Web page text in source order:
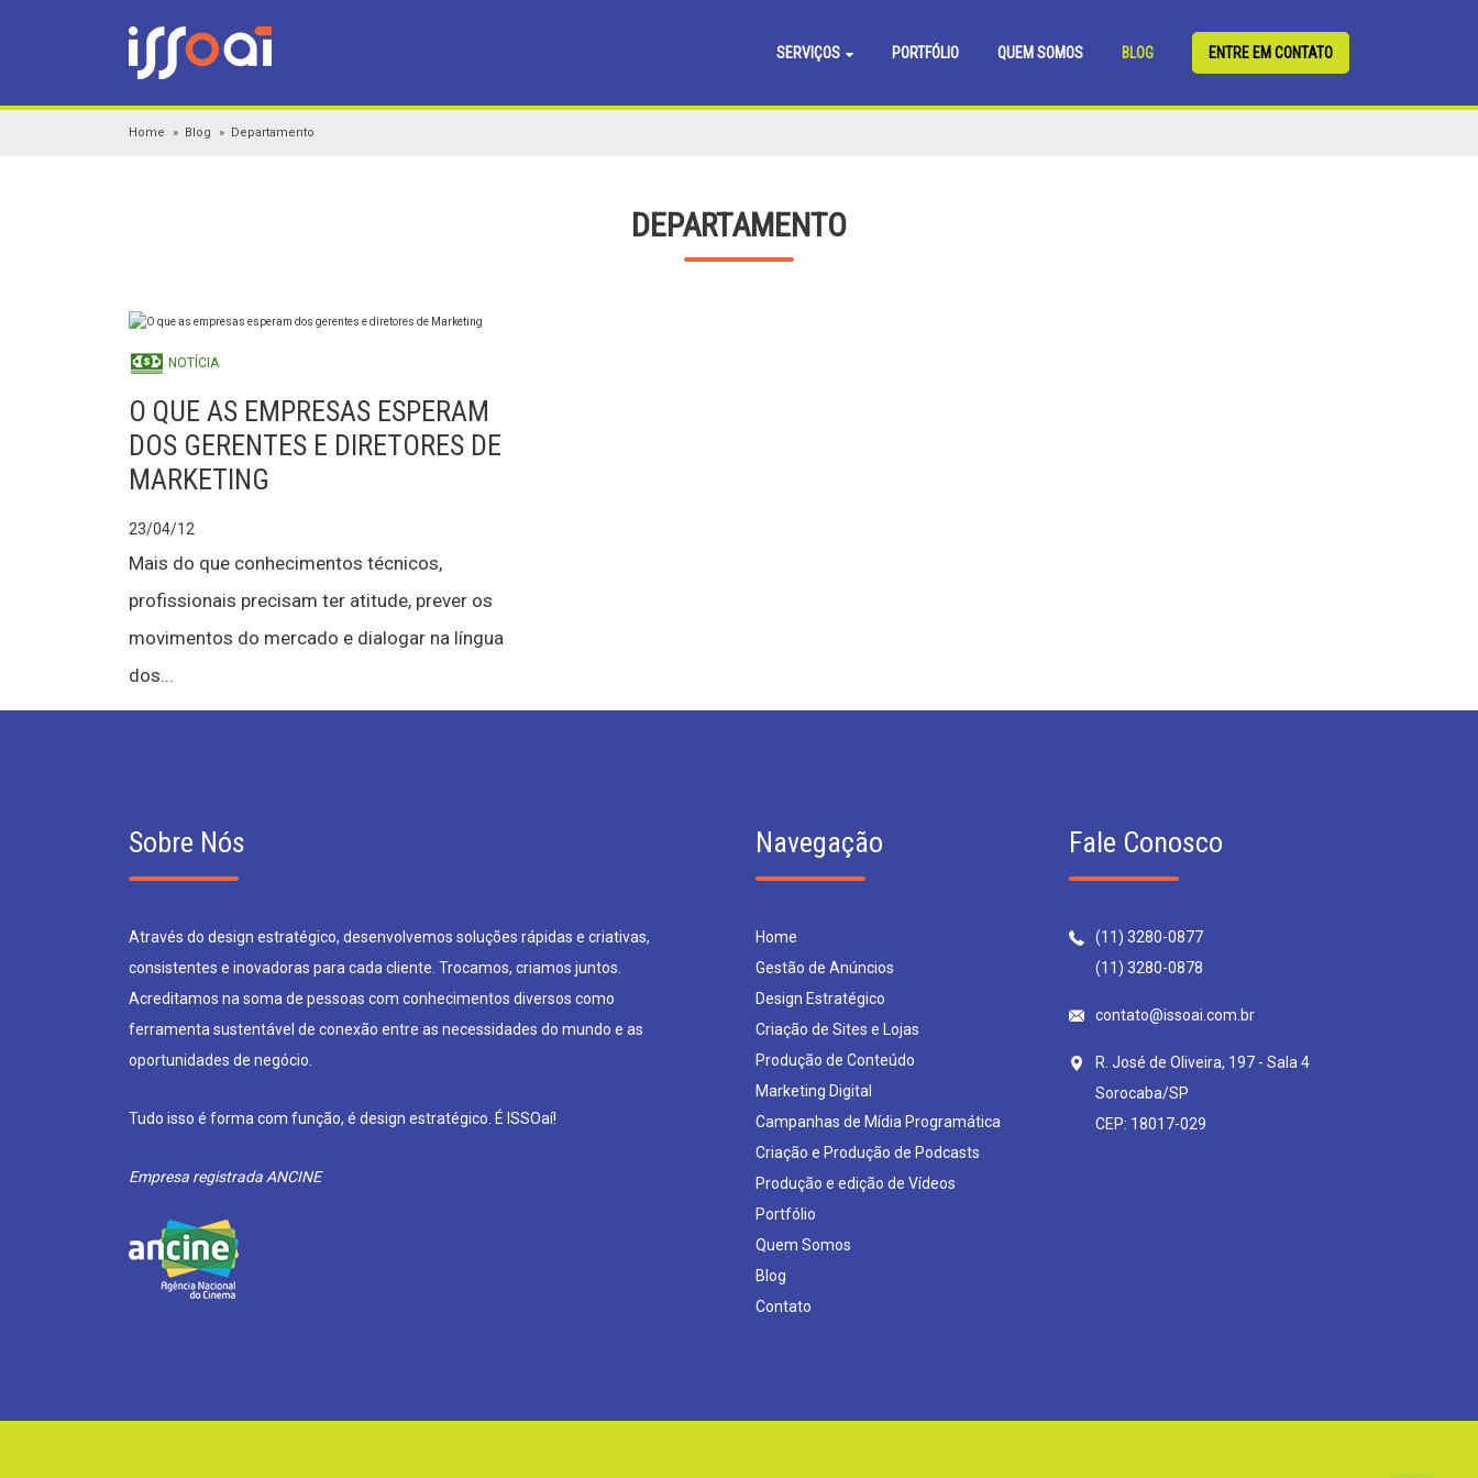
SERVIÇOS PORTFÓLIO QUEM SOMOS BLOG ENTRE EM CONTATO
Home Blog Departamento
DEPARTAMENTO
NOTÍCIA
O QUE AS EMPRESAS ESPERAM
DOS GERENTES E DIRETORES DE
MARKETING
23/04/12
Mais do que conhecimentos técnicos,
profissionais precisam ter atitude, prever os
movimentos do mercado e dialogar na língua
dos...
Sobre Nós
Através do design estratégico, desenvolvemos soluções rápidas e criativas,
consistentes e inovadoras para cada cliente. Trocamos, criamos juntos.
Acreditamos na soma de pessoas com conhecimentos diversos como
ferramenta sustentável de conexão entre as necessidades do mundo e as
oportunidades de negócio.
Tudo isso é forma com função, é design estratégico. É ISSOaí!
Empresa registrada ANCINE
Navegação
Home
Gestão de Anúncios
Design Estratégico
Criação de Sites e Lojas
Produção de Conteúdo
Marketing Digital
Campanhas de Mídia Programática
Criação e Produção de Podcasts
Produção e edição de Vídeos
Portfólio
Quem Somos
Blog
Contato
Fale Conosco
(11) 3280-0877
(11) 3280-0878
contato@issoai.com.br
R. José de Oliveira, 197 - Sala 4
Sorocaba/SP
CEP: 18017-029